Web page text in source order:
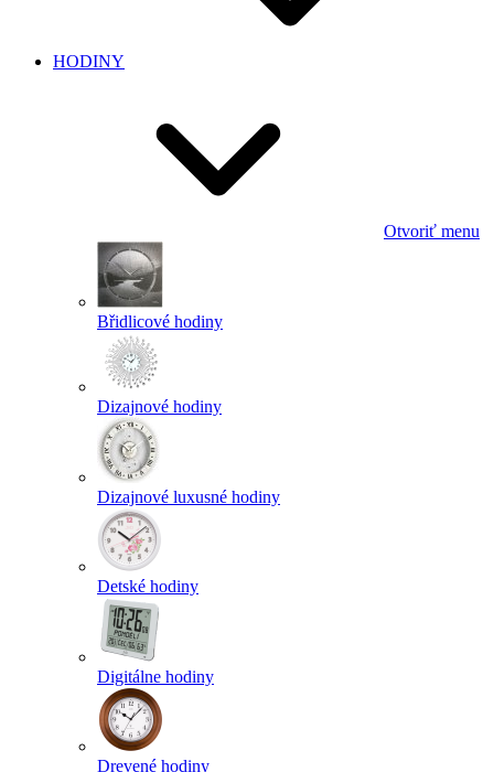
HODINY
Otvoriť menu
Břidlicové hodiny
Dizajnové hodiny
Dizajnové luxusné hodiny
Detské hodiny
Digitálne hodiny
Drevené hodiny